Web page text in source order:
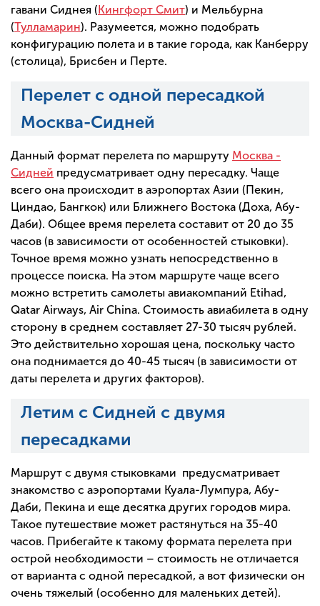
гавани Сиднея (Кингфорт Смит) и Мельбурна
(Тулламарин). Разумеется, можно подобрать
конфигурацию полета и в такие города, как Канберру
(столица), Брисбен и Перте.
Перелет с одной пересадкой
Москва-Сидней
Данный формат перелета по маршруту Москва -
Сидней предусматривает одну пересадку. Чаще
всего она происходит в аэропортах Азии (Пекин,
Циндао, Бангкок) или Ближнего Востока (Доха, Абу-
Даби). Общее время перелета составит от 20 до 35
часов (в зависимости от особенностей стыковки).
Точное время можно узнать непосредственно в
процессе поиска. На этом маршруте чаще всего
можно встретить самолеты авиакомпаний Etihad,
Qatar Airways, Air China. Стоимость авиабилета в одну
сторону в среднем составляет 27-30 тысяч рублей.
Это действительно хорошая цена, поскольку часто
она поднимается до 40-45 тысяч (в зависимости от
даты перелета и других факторов).
Летим с Сидней с двумя
пересадками
Маршрут с двумя стыковками предусматривает
знакомство с аэропортами Куала-Лумпура, Абу-
Даби, Пекина и еще десятка других городов мира.
Такое путешествие может растянуться на 35-40
часов. Прибегайте к такому формата перелета при
острой необходимости – стоимость не отличается
от варианта с одной пересадкой, а вот физически он
очень тяжелый (особенно для маленьких детей).